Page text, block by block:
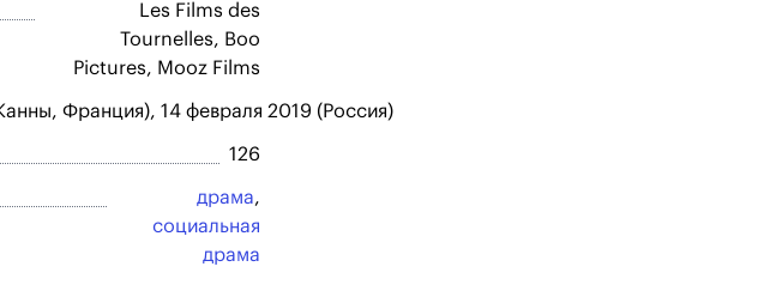
Les Films des
Tournelles, Boo
Pictures, Mooz Films
Франция), 14 февраля 2019 (Россия)
126
драма,
социальная
драма